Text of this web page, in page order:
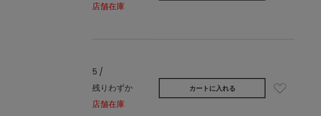
店舗在庫
5 /
残りわずか
店舗在庫
カートに入れる